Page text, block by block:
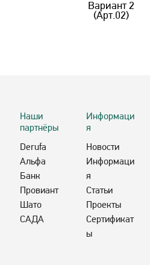
Вариант 2
(Арт.02)
Наши
партнёры
Derufa
Альфа
Банк
Провиант
Шато
САДА
Информаци
я
Новости
Информаци
я
Статьи
Проекты
Сертификат
ы